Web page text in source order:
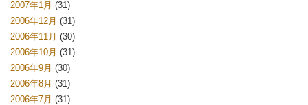
2007年1月 (31)
2006年12月 (31)
2006年11月 (30)
2006年10月 (31)
2006年9月 (30)
2006年8月 (31)
2006年7月 (31)